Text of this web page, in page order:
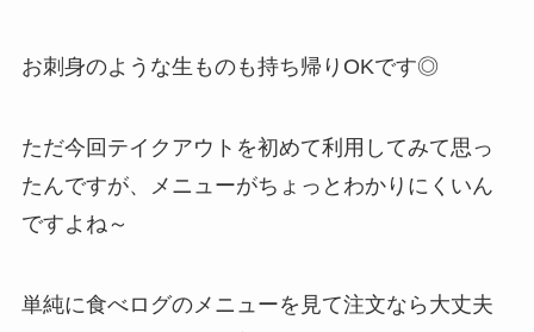
お刺身のような生ものも持ち帰りOKです◎
ただ今回テイクアウトを初めて利用してみて思っ
たんですが、メニューがちょっとわかりにくいん
ですよね～
単純に食べログのメニューを見て注文なら大丈夫